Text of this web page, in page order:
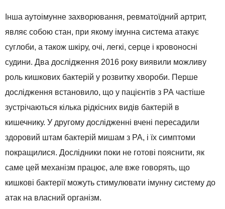
Інша аутоімунне захворювання, ревматоїдний артрит,
являє собою стан, при якому імунна система атакує
суглоби, а також шкіру, очі, легкі, серце і кровоносні
судини. Два дослідження 2016 року виявили можливу
роль кишкових бактерій у розвитку хвороби. Перше
дослідження встановило, що у пацієнтів з РА частіше
зустрічаються кілька рідкісних видів бактерій в
кишечнику. У другому дослідженні вчені пересадили
здоровий штам бактерій мишам з РА, і їх симптоми
покращилися. Дослідники поки не готові пояснити, як
саме цей механізм працює, але вже говорять, що
кишкові бактерії можуть стимулювати імунну систему до
атак на власний організм.